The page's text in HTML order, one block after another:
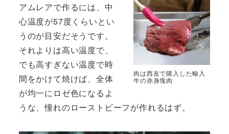
肉は西友で購入した輸入
牛の赤身塊肉
アムレアで作るには、中
心温度が57度くらいとい
うのが目安だそうです。
それよりは高い温度で、
でも高すぎない温度で時
間をかけて焼けば、全体
が均一にロゼ色になるよ
うな、憧れのローストビーフが作れるはず。